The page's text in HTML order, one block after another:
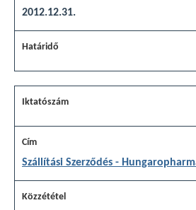
2012.12.31.
Szállítási Szerződés -